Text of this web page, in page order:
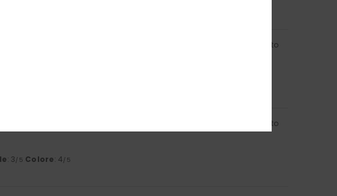
Acquisto verificato
Acquisto verificato
: 3/5 Colore: 4/5